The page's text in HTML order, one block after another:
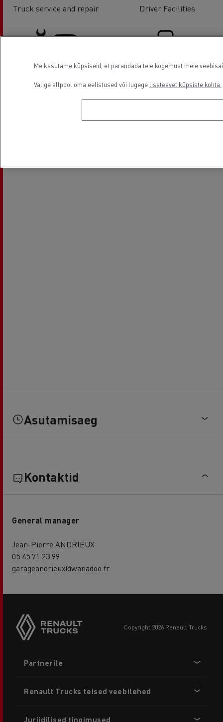
Truck service and repair Driver Facilities
Light Commercial Vehicles
Service and Repair
Financing
Asutamisaeg
Kontaktid
General manager
Jean-Pierre ANDRIEUX
05 45 71 23 99
garageandrieux@wanadoo.fr
copyright 2026 Renault Trucks
menu
Partnerile
Renault Trucks teised veebilehed
Juriidilised tingimused
Me kasutame küpsiseid, et parandada teie kogemust meie
Valige allpool oma eelistused või lugege lisateavet küpsiste kohta.